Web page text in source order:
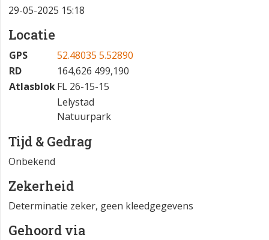
29-05-2025 15:18
Locatie
GPS
52.48035 5.52890
RD
164,626 499,190
AtlasblokFL 26-15-15
Lelystad
Natuurpark
Tijd & Gedrag
Onbekend
Zekerheid
Determinatie zeker, geen kleedgegevens
Gehoord via